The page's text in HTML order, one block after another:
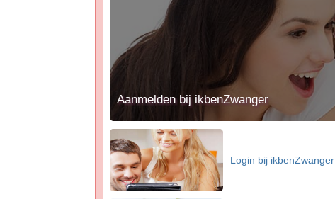
Aanmelden bij ikbenZwanger
Login bij ikbenZwanger